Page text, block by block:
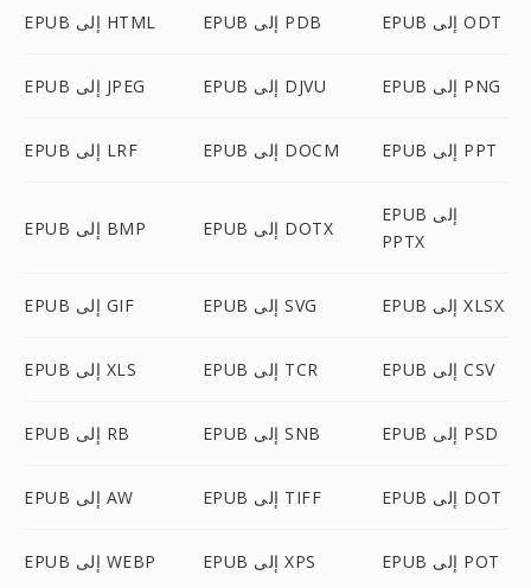
EPUB إلى HTML EPUB إلى PDB EPUB إلى ODT
EPUB إلى JPEG EPUB إلى DJVU EPUB إلى PNG
EPUB إلى LRF EPUB إلى DOCM EPUB إلى PPT
EPUB إلى BMP EPUB إلى DOTX
EPUB إلى
PPTX
EPUB إلى GIF EPUB إلى SVG EPUB إلى XLSX
EPUB إلى XLS EPUB إلى TCR EPUB إلى CSV
EPUB إلى RB EPUB إلى SNB EPUB إلى PSD
EPUB إلى AW EPUB إلى TIFF EPUB إلى DOT
EPUB إلى WEBP EPUB إلى XPS EPUB إلى POT